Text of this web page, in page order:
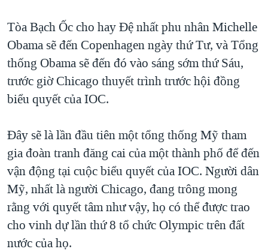
Tòa Bạch Ốc cho hay Đệ nhất phu nhân Michelle
Obama sẽ đến Copenhagen ngày thứ Tư, và Tổng
thống Obama sẽ đến đó vào sáng sớm thứ Sáu,
trước giờ Chicago thuyết trình trước hội đồng
biểu quyết của IOC.
Đây sẽ là lần đầu tiên một tổng thống Mỹ tham
gia đoàn tranh đăng cai của một thành phố để đến
vận động tại cuộc biểu quyết của IOC. Người dân
Mỹ, nhất là người Chicago, đang trông mong
rằng với quyết tâm như vậy, họ có thể được trao
cho vinh dự lần thứ 8 tổ chức Olympic trên đất
nước của họ.